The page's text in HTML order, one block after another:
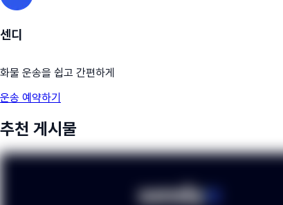
센디
화물 운송을 쉽고 간편하게
운송 예약하기
추천 게시물